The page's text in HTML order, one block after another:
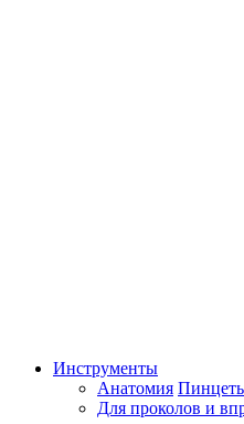
Инструменты
Анатомия
Для проколов и